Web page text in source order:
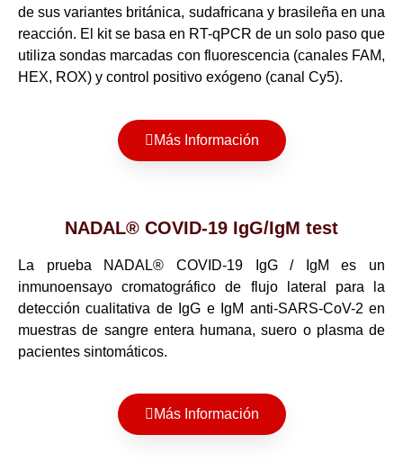
de sus variantes británica, sudafricana y brasileña en una
reacción. El kit se basa en RT-qPCR de un solo paso que
utiliza sondas marcadas con fluorescencia (canales FAM,
HEX, ROX) y control positivo exógeno (canal Cy5).
Más Información
NADAL® COVID-19 IgG/IgM test
La prueba NADAL® COVID-19 IgG / IgM es un
inmunoensayo cromatográfico de flujo lateral para la
detección cualitativa de IgG e IgM anti-SARS-CoV-2 en
muestras de sangre entera humana, suero o plasma de
pacientes sintomáticos.
Más Información